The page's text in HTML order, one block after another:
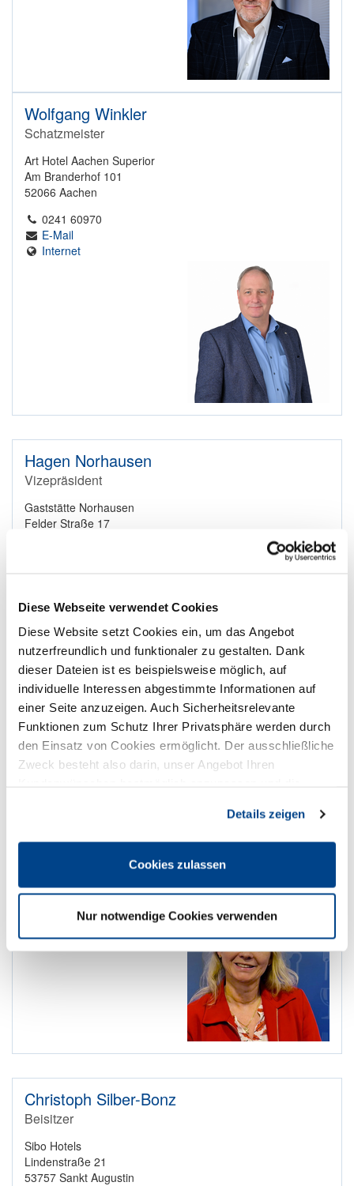
Diese Webseite verwendet Cookies
Diese Website setzt Cookies ein, um das Angebot
nutzerfreundlich und funktionaler zu gestalten. Dank
dieser Dateien ist es beispielsweise möglich, auf
individuelle Interessen abgestimmte Informationen auf
einer Seite anzuzeigen. Auch Sicherheitsrelevante
Funktionen zum Schutz Ihrer Privatsphäre werden durch
den Einsatz von Cookies ermöglicht. Der ausschließliche
Zweck besteht also darin, unser Angebot Ihren
Details zeigen
Cookies zulassen
Nur notwendige Cookies verwenden
Wolfgang Winkler
Schatzmeister
Art Hotel Aachen Superior
Am Branderhof 101
52066 Aachen
0241 60970
E-Mail
Internet
Hagen Norhausen
Vizepräsident
Gaststätte Norhausen
Felder Straße 17
Karin Poppinga
45138 Essen
E-Mail
Christoph Silber-Bonz
Beisitzer
Sibo Hotels
Lindenstraße 21
53757 Sankt Augustin